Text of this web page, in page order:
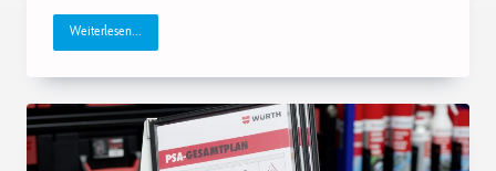
Weiterlesen...